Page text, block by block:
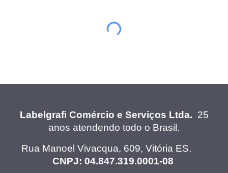
Labelgrafi Comércio e Serviços Ltda. 25
anos atendendo todo o Brasil.
Rua Manoel Vivacqua, 609, Vitória ES.
CNPJ: 04.847.319.0001-08